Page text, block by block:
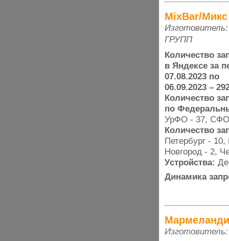
MixBar/
ГРУПП
Количество
в Яндексе за
07.08.2023 по
06.09.2023 –
Количество
по
УрФО - 37,
Количество
Петербург -
Новгород - 2,
Устройства:
Динамика